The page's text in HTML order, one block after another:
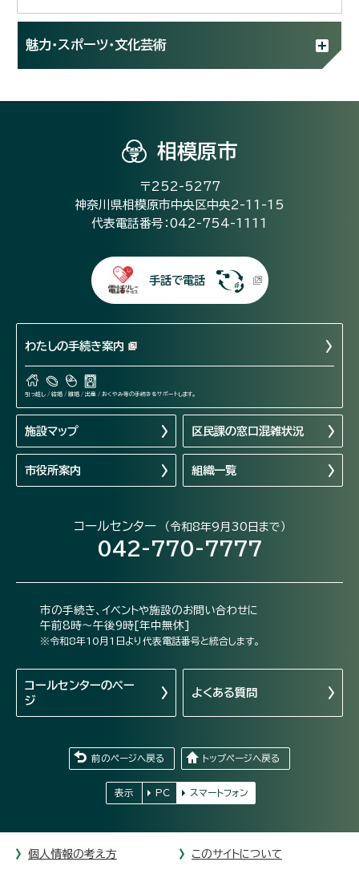
魅力・スポーツ・文化芸術
相模原市
〒252-5277
神奈川県相模原市中央区中央2-11-15
代表電話番号：042-754-1111
手話で電話
わたしの手続き案内
引っ越し / 結婚 / 離婚 / 出産 / おくやみ等の手続きをサポートします。
施設マップ 区民課の窓口混雑状況
市役所案内 組織一覧
コールセンター （令和8年9月30日まで）
042-770-7777
市の手続き、イベントや施設のお問い合わせに
午前8時～午後9時[年中無休]
※令和8年10月1日より代表電話番号と統合します。
コールセンターのペー
ジ
よくある質問
前のページへ戻る トップページへ戻る
表示 PC スマートフォン
個人情報の考え方 このサイトについて